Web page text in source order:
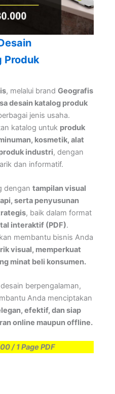
Produk
, melalui brand Geografis
desain katalog produk
jenis usaha.
katalog untuk produk
kosmetik, alat
industri, dengan
dan informatif.
dengan tampilan visual
serta penyusunan
, baik dalam format
interaktif (PDF).
membantu bisnis Anda
visual, memperkuat
minat beli konsumen.
berpengalaman,
Anda menciptakan
efektif, dan siap
online maupun offline.
/ 1 Page PDF